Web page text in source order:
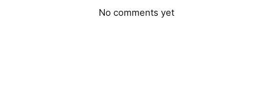
No comments yet